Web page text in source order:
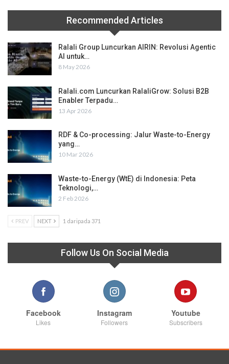
Recommended Articles
Ralali Group Luncurkan AIRIN: Revolusi Agentic
AI untuk…
8 May 2026
Ralali.com Luncurkan RalaliGrow: Solusi B2B
Enabler Terpadu…
13 Apr 2026
RDF & Co-processing: Jalur Waste-to-Energy
yang…
10 Mar 2026
Waste-to-Energy (WtE) di Indonesia: Peta
Teknologi,…
2 Feb 2026
PREV NEXT 1 daripada 371
Follow Us On Social Media
Facebook
Likes
Instagram
Followers
Youtube
Subscribers